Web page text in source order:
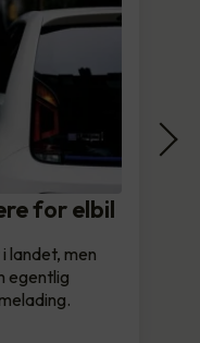
for elbil
landet, men
egentlig